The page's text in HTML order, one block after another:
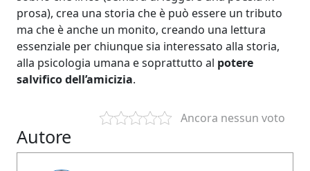
prosa), crea una storia che è può essere un tributo
ma che è anche un monito, creando una lettura
essenziale per chiunque sia interessato alla storia,
alla psicologia umana e soprattutto al potere
salvifico dell’amicizia.
Ancora nessun voto
Autore